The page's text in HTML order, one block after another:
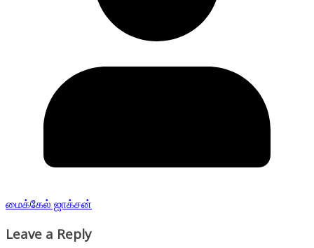
மைக்கேல் ஜாக்சன்
Leave a Reply